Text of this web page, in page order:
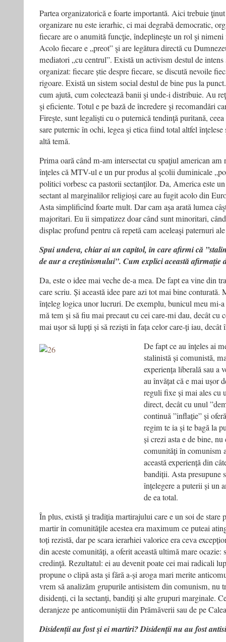
Partea organizatorică e foarte importantă. Aici trebuie
organizare nu este ierarhic, ci mai degrabă democratic,
fiecare are o anumită funcţie, îndeplineşte un rol şi nimeni
Acolo fiecare e „preot” şi are legătura directă cu
mediatori „cu centrul”. Există un activism destul de
organizat: fiecare știe despre fiecare, se discută nevoile
rigoare. Există un sistem social destul de bine pus la
cum ajută, cum colectează banii şi unde-i distribuie. Au
şi eficiente. Totul e pe bază de încredere şi recomandări
Fireşte, sunt legalişti cu o puternică tendinţă puritană,
sare puternic în ochi, legea şi etica fiind total altfel înţelese
altă temă.
Prima oară când m-am intersectat cu spaţiul american am
înţeles că MTV-ul e un pur produs al şcolii duminicale
politici vorbesc ca pastorii sectanţilor. Da, America este
sectant al marginalilor religioși care au fugit acolo din
Asta simplificînd foarte mult. Dar cam aşa arată lumea
majoritari. Eu îi simpatizez doar când sunt minoritari,
displac profund pentru că repetă cam aceleaşi paternuri
Spui undeva, chiar ai un capitol, în care afirmi că
de aur a creștinismului”. Cum explici această afirmație
Da, este o idee mai veche de-a mea. De fapt ea vine din
care scriu. Și această idee pare azi tot mai bine
înțeleg logica unor lucruri. De exemplu, bunicul meu mi-a
mă tem și să fiu mai precaut cu cei care-mi dau, decât cu
mai ușor să lupți și să reziști în fața celor care-ți iau, decât
De fapt ce au înțeles ai
stalinistă și comunistă,
experiența liberală sau a
au învățat că e mai ușor
reguli fixe și mai ales cu
direct, decât cu unul
continuă ”inflație” și
regim te ia și te bagă la
și crezi asta e de bine,
comunități în comunism
această experiență din
bandiții. Asta presupune
înțelegere a puterii și un
de ea total.
În plus, există şi tradiția martirajului care e un soi de stare
martir în comunitățile acestea era maximum ce puteai
toți rezistă, dar pe scara ierarhiei valorice era ceva
din aceste comunități, a oferit această ultimă mare
credinţă. Rezultatul: ei au devenit poate cei mai radicali
propune o clipă asta și fără a-și aroga mari merite
vrem să analizăm grupurile antisistem din comunism, nu
disidenți, ci la sectanţi, bandiţi şi alte grupuri marginale.
deranjeze pe anticomuniștii din Prămăverii sau de pe
Disidenții au fost şi ei martiri? Disidenţii nu au fost